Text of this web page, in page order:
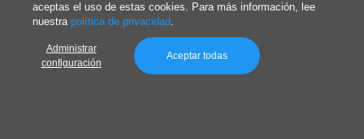
mensaje breve = A6
uso general = A5
mucho contenido = A4
aceptas el uso de estas cookies. Para más información, lee
nuestra política de privacidad.
Administrar
configuración
Aceptar todas